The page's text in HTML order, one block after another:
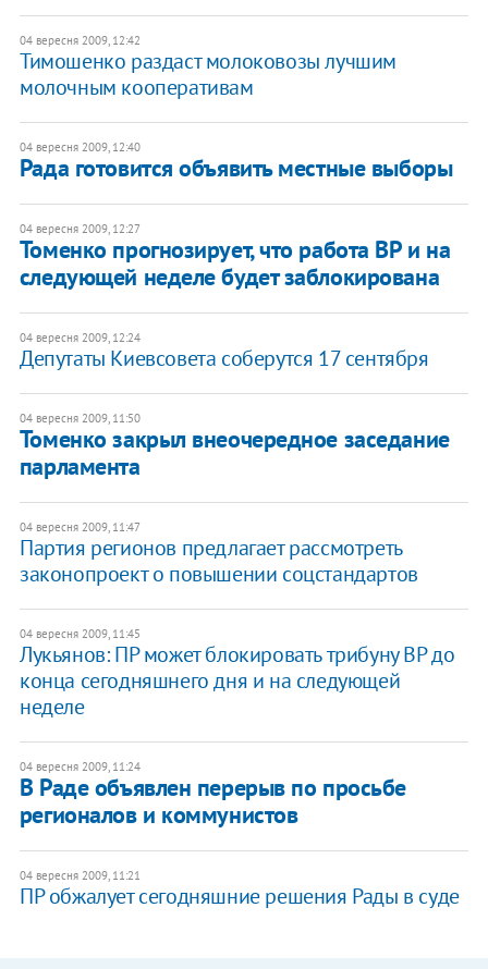
04 вересня 2009, 12:42
Тимошенко раздаст молоковозы лучшим
молочным кооперативам
04 вересня 2009, 12:40
Рада готовится объявить местные выборы
04 вересня 2009, 12:27
Томенко прогнозирует, что работа ВР и на
следующей неделе будет заблокирована
04 вересня 2009, 12:24
Депутаты Киевсовета соберутся 17 сентября
04 вересня 2009, 11:50
Томенко закрыл внеочередное заседание
парламента
04 вересня 2009, 11:47
Партия регионов предлагает рассмотреть
законопроект о повышении соцстандартов
04 вересня 2009, 11:45
Лукьянов: ПР может блокировать трибуну ВР до
конца сегодняшнего дня и на следующей
неделе
04 вересня 2009, 11:24
В Раде объявлен перерыв по просьбе
регионалов и коммунистов
04 вересня 2009, 11:21
ПР обжалует сегодняшние решения Рады в суде